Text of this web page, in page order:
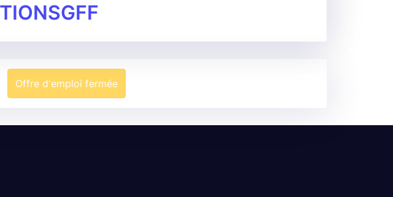
Offre d'emploi fermée